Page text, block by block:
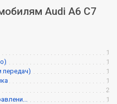
Audi A6 C7
1
1
передач)
1
1
2
1